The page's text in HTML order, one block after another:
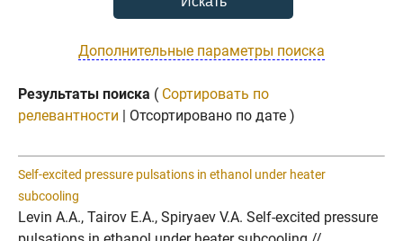
Дополнительные параметры поиска
Результаты поиска ( Сортировать по
релевантности | Отсортировано по дате )
Self-excited pressure pulsations in ethanol under heater
subcooling
Levin A.A., Tairov E.A., Spiryaev V.A. Self-excited pressure